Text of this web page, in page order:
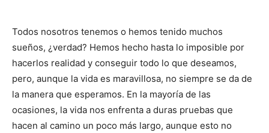
Todos nosotros tenemos o hemos tenido muchos
sueños, ¿verdad? Hemos hecho hasta lo imposible por
hacerlos realidad y conseguir todo lo que deseamos,
pero, aunque la vida es maravillosa, no siempre se da de
la manera que esperamos. En la mayoría de las
ocasiones, la vida nos enfrenta a duras pruebas que
hacen al camino un poco más largo, aunque esto no